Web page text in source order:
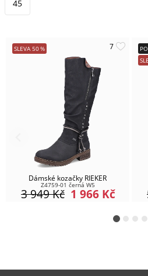
45
SLEVA 50%
Dámské kozačky RIEKER
Z4759-01 černá W5
1 966 Kč
3 949Kč